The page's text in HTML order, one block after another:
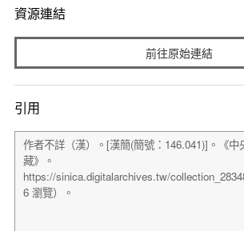
資源連結
前往原始連結
引用